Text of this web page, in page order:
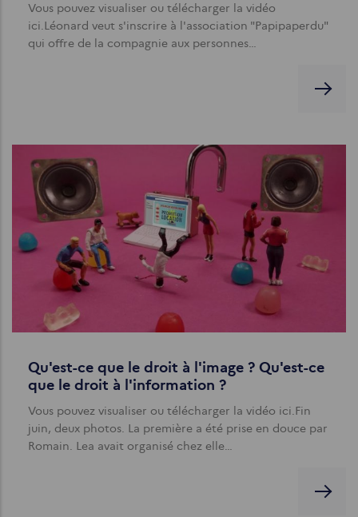
Vous pouvez visualiser ou télécharger la vidéo
ici.Léonard veut s'inscrire à l'association "Papipaperdu"
qui offre de la compagnie aux personnes…
Qu'est-ce que le droit à l'image ? Qu'est-ce
que le droit à l'information ?
Vous pouvez visualiser ou télécharger la vidéo ici.Fin
juin, deux photos. La première a été prise en douce par
Romain. Lea avait organisé chez elle…